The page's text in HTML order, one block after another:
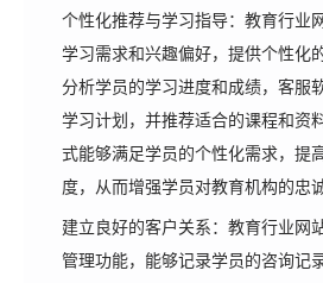
个性化推荐与学习指导：教育行业
学习需求和兴趣偏好，提供个性化
分析学员的学习进度和成绩，客服
学习计划，并推荐适合的课程和资
式能够满足学员的个性化需求，提
度，从而增强学员对教育机构的忠
建立良好的客户关系：教育行业网
管理功能，能够记录学员的咨询记